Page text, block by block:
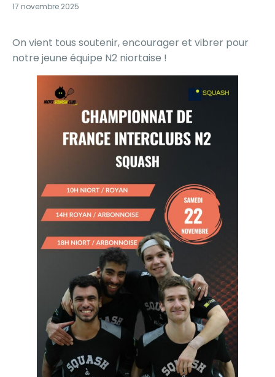
17 novembre 2025
On vient tous soutenir, encourager et vibrer pour
notre jeune équipe N2 niortaise !